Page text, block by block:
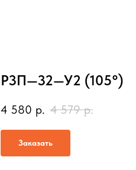
Р3П—32—У2 (105°)
4 580 р. 4 579 р.
Заказать